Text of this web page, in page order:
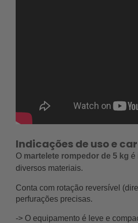
Indicações de uso e
O martelete rompedor de 5 kg é
diversos materiais.
Conta com rotação reversível
perfurações precisas.
-> O equipamento é leve e